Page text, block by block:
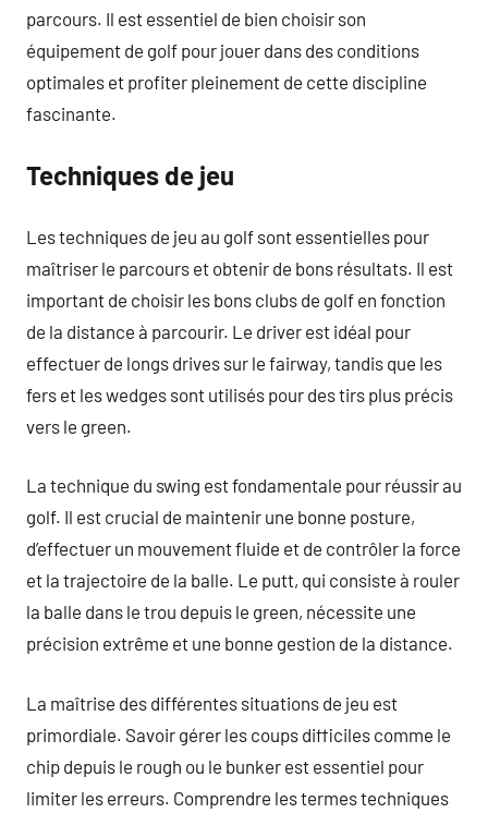
parcours. Il est essentiel de bien choisir son
équipement de golf pour jouer dans des conditions
optimales et profiter pleinement de cette discipline
fascinante.
Techniques de jeu
Les techniques de jeu au golf sont essentielles pour
maîtriser le parcours et obtenir de bons résultats. Il est
important de choisir les bons clubs de golf en fonction
de la distance à parcourir. Le driver est idéal pour
effectuer de longs drives sur le fairway, tandis que les
fers et les wedges sont utilisés pour des tirs plus précis
vers le green.
La technique du swing est fondamentale pour réussir au
golf. Il est crucial de maintenir une bonne posture,
d’effectuer un mouvement fluide et de contrôler la force
et la trajectoire de la balle. Le putt, qui consiste à rouler
la balle dans le trou depuis le green, nécessite une
précision extrême et une bonne gestion de la distance.
La maîtrise des différentes situations de jeu est
primordiale. Savoir gérer les coups difficiles comme le
chip depuis le rough ou le bunker est essentiel pour
limiter les erreurs. Comprendre les termes techniques